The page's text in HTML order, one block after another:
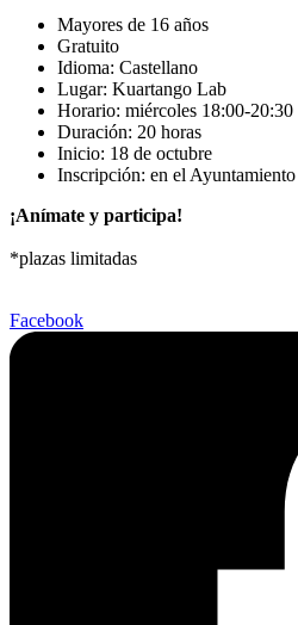
Mayores de 16 años
Gratuito
Idioma: Castellano
Lugar: Kuartango Lab
Horario: miércoles 18:00-20:30
Duración: 20 horas
Inicio: 18 de octubre
Inscripción: en el
¡Anímate y participa!
*plazas limitadas
Facebook